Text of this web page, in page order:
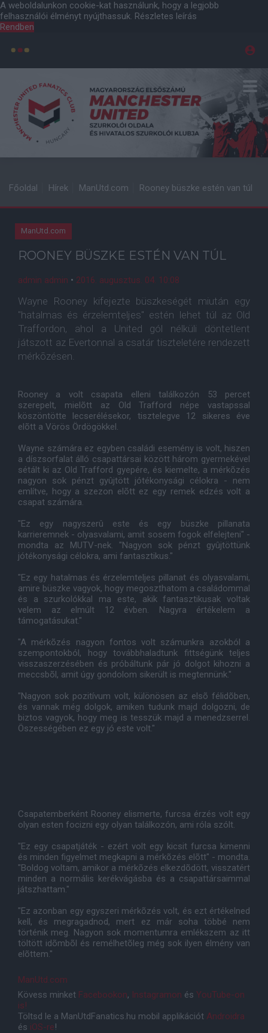
A weboldalunkon cookie-kat használunk, hogy a legjobb
felhasználói élményt nyújthassuk. Részletes leírás
Rendben
Főoldal Hírek ManUtd.com Rooney büszke estén van túl
ManUtd.com
ROONEY BÜSZKE ESTÉN VAN TÚL
admin admin • 2016. augusztus. 04. 10:08
Wayne Rooney kifejezte büszkeségét miután egy
"hatalmas és érzelemteljes" estén lehet túl az Old
Traffordon, ahol a United gól nélküli döntetlent
játszott az Evertonnal a csatár tiszteletére rendezett
mérkõzésen.
Rooney a volt csapata elleni találkozón 53 percet
szerepelt, mielõtt az Old Trafford népe vastapssal
köszöntötte lecserélésekor, tisztelegve 12 sikeres éve
elõtt a Vörös Ördögökkel.
Wayne számára ez egyben családi esemény is volt, hiszen
a díszsorfalat álló csapattársai között három gyermekével
sétált ki az Old Trafford gyepére, és kiemelte, a mérkõzés
nagyon sok pénzt gyûjtött jótékonysági célokra - nem
említve, hogy a szezon elõtt ez egy remek edzés volt a
csapat számára.
"Ez egy nagyszerû este és egy büszke pillanata
karrieremnek - olyasvalami, amit sosem fogok elfelejteni" -
mondta az MUTV-nek. "Nagyon sok pénzt gyûjtöttünk
jótékonysági célokra, ami fantasztikus."
"Ez egy hatalmas és érzelemteljes pillanat és olyasvalami,
amire büszke vagyok, hogy megoszthatom a családommal
és a szurkolókkal ma este, akik fantasztikusak voltak
velem az elmúlt 12 évben. Nagyra értékelem a
támogatásukat."
"A mérkõzés nagyon fontos volt számunkra azokból a
szempontokból, hogy továbbhaladtunk fittségünk teljes
visszaszerzésében és próbáltunk pár jó dolgot kihozni a
meccsbõl, amit úgy gondolom sikerült is megtennünk."
"Nagyon sok pozitívum volt, különösen az elsõ félidõben,
és vannak még dolgok, amiken tudunk majd dolgozni, de
biztos vagyok, hogy meg is tesszük majd a menedzserrel.
Öszességében ez egy jó este volt."
Csapatemberként Rooney elismerte, furcsa érzés volt egy
olyan esten focizni egy olyan találkozón, ami róla szólt.
"Ez egy csapatjáték - ezért volt egy kicsit furcsa kimenni
és minden figyelmet megkapni a mérkõzés elõtt" - mondta.
"Boldog voltam, amikor a mérkõzés elkezdõdött, visszatért
minden a normális kerékvágásba és a csapattársaimmal
játszhattam."
"Ez azonban egy egyszeri mérkõzés volt, és ezt értékelned
kell, és megragadnod, mert ez már soha többé nem
történik meg. Nagyon sok momentumra emlékszem az itt
töltött idõmbõl és remélhetõleg még sok ilyen élmény van
elõttem."
ManUtd.com
Kövess minket Facebookon, Instagramon és YouTube-on
is!
Töltsd le a ManUtdFanatics.hu mobil applikációt Androidra
és iOS-re!